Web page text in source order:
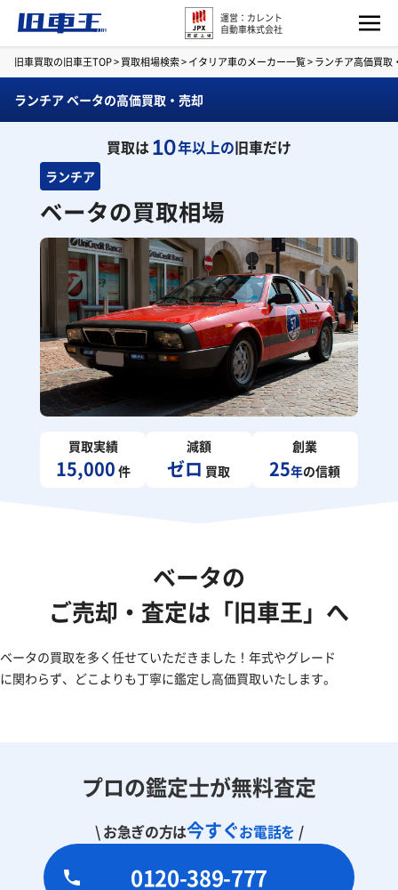
運営：カレント
自動車株式会社
旧車買取の旧車王TOP>買取相場検索>イタリア車のメーカー一覧>ランチア高価買取
ランチア ベータの高価買取・売却
買取は10年以上の旧車だけ
ランチア
ベータの買取相場
買取実績
15,000 件
減額
ゼロ 買取
創業
25年の信頼
ベータの
ご売却・査定は「旧車王」へ
ベータの買取を多く任せていただきました！年式やグレード
に関わらず、どこよりも丁寧に鑑定し高価買取いたします。
プロの鑑定士が無料査定
\ お急ぎの方は今すぐお電話を /
0120-389-777